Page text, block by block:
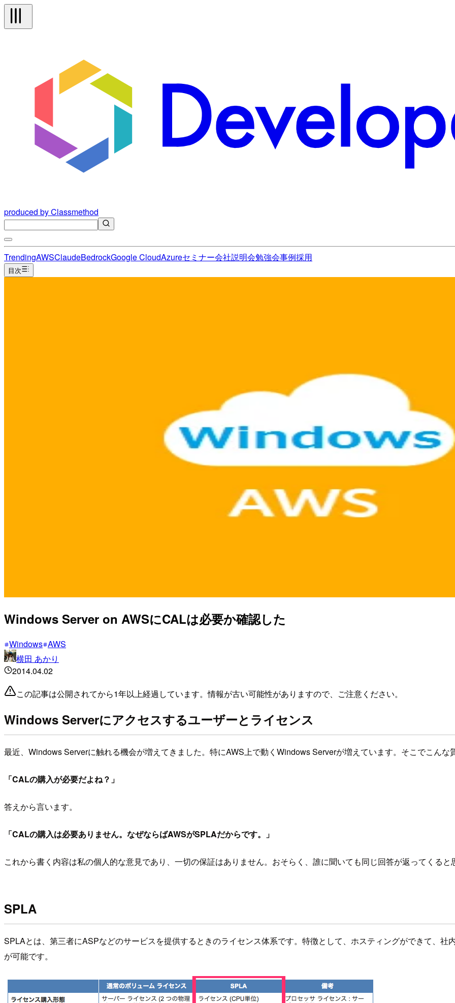
produced by Classmethod
TrendingAWSClaudeBedrockGoogle CloudAzureセミナー会社説明会勉強会事例採用
目次
Windows Server on AWSにCALは必要か確認した
Windows AWS
横田 あかり
2014.04.02
この記事は公開されてから1年以上経過しています。情報が古い可能性がありますので、ご注意ください。
Windows Serverにアクセスするユーザーとライセンス
最近、Windows Serverに触れる機会が増えてきました。特にAWS上で動くWindows Serverが増えています。そこでこんな
「CALの購入が必要だよね？」
答えから言います。
「CALの購入は必要ありません。なぜならばAWSがSPLAだからです。」
これから書く内容は私の個人的な意見であり、一切の保証はありません。おそらく、誰に聞いても同じ回答が返ってくると
SPLA
SPLAとは、第三者にASPなどのサービスを提供するときのライセンス体系です。特徴として、ホスティングができて、
が可能です。